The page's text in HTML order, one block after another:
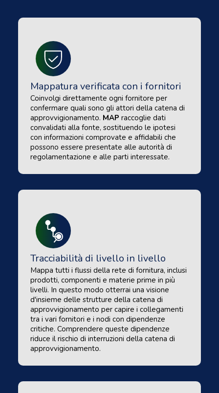
Mappatura verificata con i fornitori
Coinvolgi direttamente ogni fornitore per
confermare quali sono gli attori della catena di
approvvigionamento. MAP raccoglie dati
convalidati alla fonte, sostituendo le ipotesi
con informazioni comprovate e affidabili che
possono essere presentate alle autorità di
regolamentazione e alle parti interessate.
Tracciabilità di livello in livello
Mappa tutti i flussi della rete di fornitura, inclusi
prodotti, componenti e materie prime in più
livelli. In questo modo otterrai una visione
d'insieme delle strutture della catena di
approvvigionamento per capire i collegamenti
tra i vari fornitori e i nodi con dipendenze
critiche. Comprendere queste dipendenze
riduce il rischio di interruzioni della catena di
approvvigionamento.